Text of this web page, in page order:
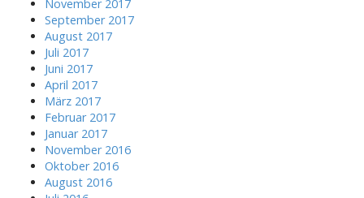
November 2017
September 2017
August 2017
Juli 2017
Juni 2017
April 2017
März 2017
Februar 2017
Januar 2017
November 2016
Oktober 2016
August 2016